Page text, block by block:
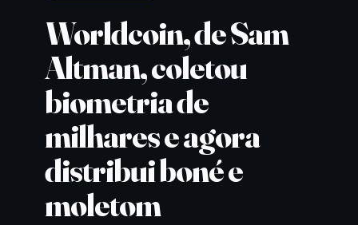
Worldcoin, de Sam
Altman, coletou
biometria de
milhares e agora
distribui boné e
moletom